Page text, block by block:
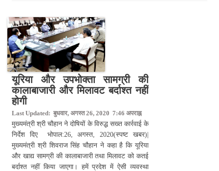
यूरिया और उपभोक्ता सामग्री की
कालाबाजारी और मिलावट बर्दाश्त नहीं
होगी
Last Updated: बुधवार, अगस्त 26, 2020 7:46 अपराह्न
मुख्यमंत्री श्री चौहान ने दोषियों के विरुद्ध सख्त कार्रवाई के
निर्देश दिए भोपाल:26, अगस्त, 2020(स्पष्ट खबर)|
मुख्यमंत्री श्री शिवराज सिंह चौहान ने कहा है कि यूरिया
और खाद्य सामग्री की कालाबाजारी तथा मिलावट को कतई
बर्दाश्त नहीं किया जाएगा। हमें प्रदेश में ऐसी व्यवस्था